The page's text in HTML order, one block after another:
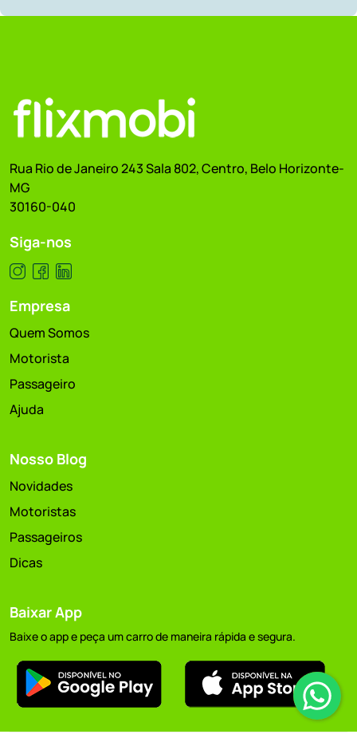
Rua Rio de Janeiro 243 Sala 802, Centro, Belo Horizonte-
MG
30160-040
Siga-nos
Empresa
Quem Somos
Motorista
Passageiro
Ajuda
Nosso Blog
Novidades
Motoristas
Passageiros
Dicas
Baixar App
Baixe o app e peça um carro de maneira rápida e segura.